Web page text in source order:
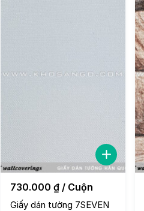
730.000 ₫ / Cuộn
Giấy dán tường 7SEVEN